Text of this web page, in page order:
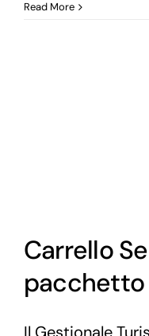
Read More
Carrello